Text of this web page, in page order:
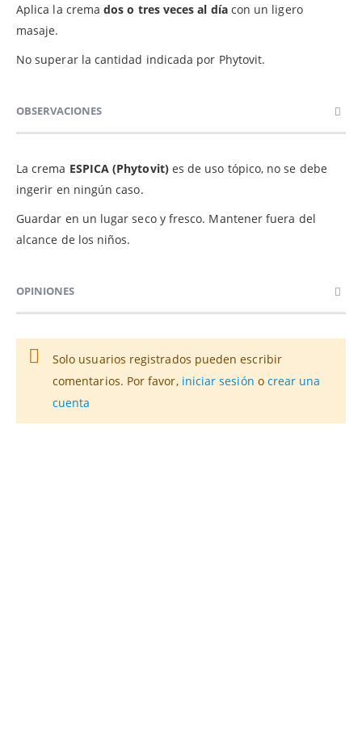
Aplica la cremados o tres veces al díacon un ligero
masaje.
No superar la cantidad indicada por Phytovit.
OBSERVACIONES
La crema ESPICA (Phytovit)es de uso tópico, no se debe
ingerir en ningún caso.
Guardar en un lugar seco y fresco. Mantener fuera del
alcance de los niños.
OPINIONES
Solo usuarios registrados pueden escribir
comentarios. Por favor, iniciar sesión o crear una
cuenta